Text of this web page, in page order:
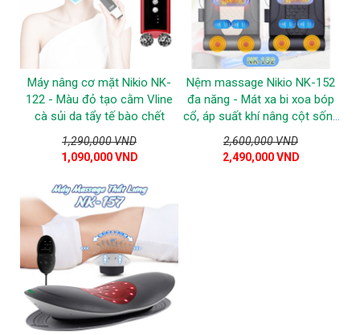
Máy nâng cơ mặt Nikio NK-
122 - Màu đỏ tạo cằm Vline
cà sủi da tẩy tế bào chết
1,290,000 VND
1,090,000 VND
Nệm massage Nikio NK-152
đa năng - Mát xa bi xoa bóp
cổ, áp suất khí nâng cột sống
lưng, rung, nhiệt nóng
2,600,000 VND
2,490,000 VND